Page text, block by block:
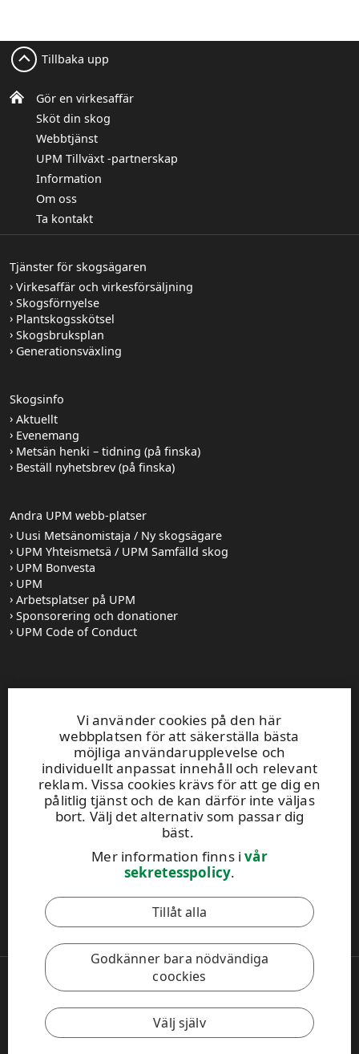
Vi använder cookies på den här
webbplatsen för att säkerställa bästa
möjliga användarupplevelse och
individuellt anpassat innehåll och relevant
reklam. Vissa cookies krävs för att ge dig en
pålitlig tjänst och de kan därför inte väljas
bort. Välj det alternativ som passar dig
bäst.
Mer information finns ivår
sekretesspolicy.
Tillåt alla
Godkänner bara nödvändiga
coockies
Välj själv
Gör en virkesaffär
Sköt din skog
Webbtjänst
UPM Tillväxt -partnerskap
Information
Om oss
Ta kontakt
Tillbaka upp
Tjänster för skogsägaren
Virkesaffär och virkesförsäljning
Skogsförnyelse
Plantskogsskötsel
Skogsbruksplan
Generationsväxling
Skogsinfo
Aktuellt
Evenemang
Metsän henki – tidning (på finska)
Beställ nyhetsbrev (på finska)
Andra UPM webb-platser
Uusi Metsänomistaja / Ny skogsägare
UPM Yhteismetsä / UPM Samfälld skog
UPM Bonvesta
UPM
Arbetsplatser på UPM
Sponsorering och donationer
UPM Code of Conduct
Öppet mån-fre 8–16
UPM Skog skogsväxeln0204 16121
fornamn.efternamn@upm.com
Skogskundansvarigas kontaktuppgifter
Skogsservicekontorens kontaktuppgifter
Meddela nya kontaktuppgifter
Denna webbplats skyddas av reCAPTCHA och
sekretesspolicyochanvändarvillkorgäller.
Copyright 2026 UPM. Alla rättigheter förbehålls.
Cookie-inställningar